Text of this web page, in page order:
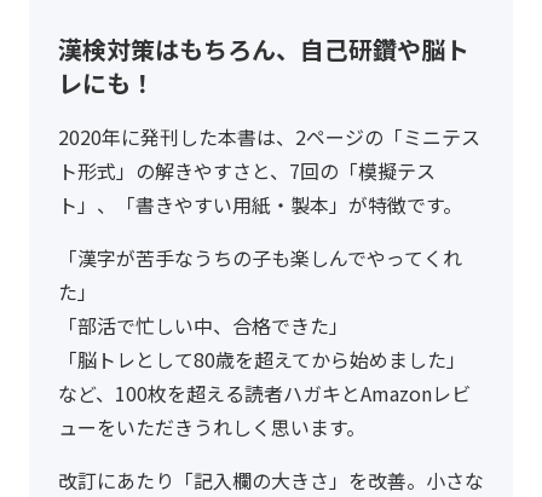
漢検対策はもちろん、自己研鑽や脳ト
レにも！
2020年に発刊した本書は、2ページの「ミニテス
ト形式」の解きやすさと、7回の「模擬テス
ト」、「書きやすい用紙・製本」が特徴です。
「漢字が苦手なうちの子も楽しんでやってくれ
た」
「部活で忙しい中、合格できた」
「脳トレとして80歳を超えてから始めました」
など、100枚を超える読者ハガキとAmazonレビ
ューをいただきうれしく思います。
改訂にあたり「記入欄の大きさ」を改善。小さな